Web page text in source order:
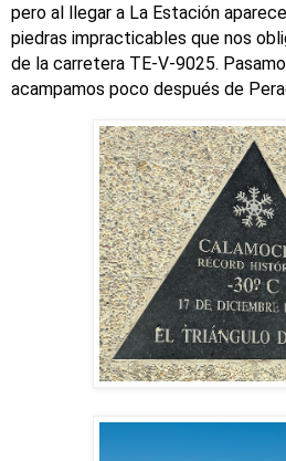
pero al llegar a La Estación
piedras impracticables que nos
de la carretera TE-V-9025.
acampamos poco después de